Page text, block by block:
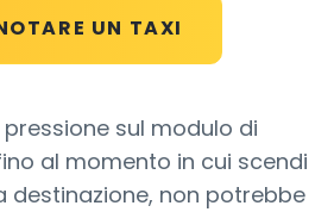
UN TAXI
sul modulo di
al momento in cui scendi
destinazione, non potrebbe